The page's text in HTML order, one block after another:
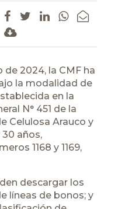
de 2024, la CMF ha
la modalidad de
en la
N° 451 de la
Celulosa Arauco y
30 años,
1168 y 1169,
descargar los
líneas de bonos; y